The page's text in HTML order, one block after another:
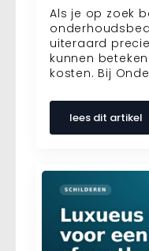
Als je op zoek
uiteraard
kunnen
kosten. Bij
lees dit artikel